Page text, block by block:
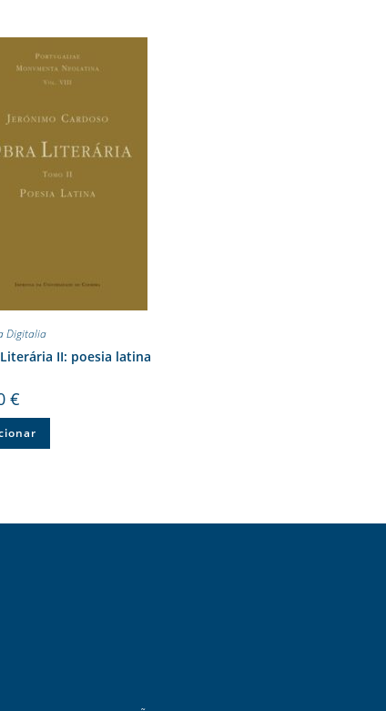
Digitalia
II: poesia latina
€